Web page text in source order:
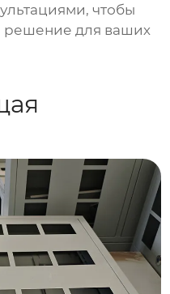
чтобы
решение для ваших